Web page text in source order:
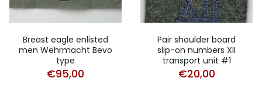
Breast eagle enlisted
men Wehrmacht Bevo
type
€95,00
Pair shoulder board
slip-on numbers XII
transport unit #1
€20,00